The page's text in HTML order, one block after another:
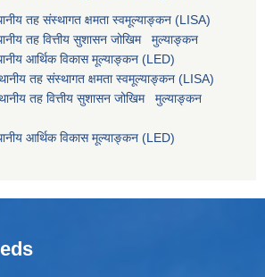
तह संस्थागत क्षमता स्वमूल्याङ्कन (LISA)
तह वित्तीय सुशासन जोखिम मुल्याङ्कन
आर्थिक विकास मूल्याङ्कन (LED)
तह संस्थागत क्षमता स्वमूल्याङ्कन (LISA)
तह वित्तीय सुशासन जोखिम मुल्याङ्कन
आर्थिक विकास मूल्याङ्कन (LED)